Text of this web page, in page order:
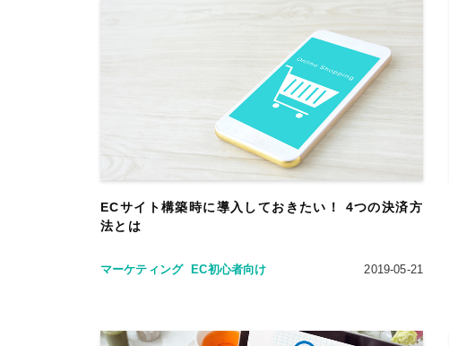
ECサイト構築時に導入しておきたい！ 4つの決済方
法とは
マーケティング EC初心者向け 2019-05-21